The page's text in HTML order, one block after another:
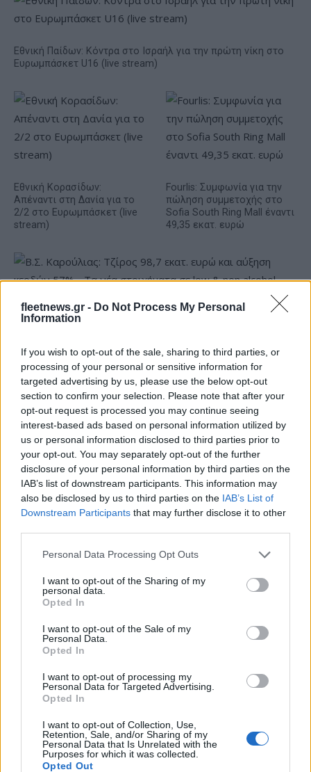
fleetnews.gr - Do Not Process My Personal
Information
If you wish to opt-out of the sale, sharing to third parties, or
processing of your personal or sensitive information for
targeted advertising by us, please use the below opt-out
section to confirm your selection. Please note that after your
opt-out request is processed you may continue seeing
interest-based ads based on personal information utilized by
us or personal information disclosed to third parties prior to
your opt-out. You may separately opt-out of the further
disclosure of your personal information by third parties on the
IAB’s list of downstream participants. This information may
also be disclosed by us to third parties on the IAB’s List of
Downstream Participants that may further disclose it to other
Please note that this website/app uses one or more Google
not limited to your visit or usage behaviour. You may click to
grant or deny consent to Google and its third-party tags to
use your data for below specified purposes in below Google
consent section.
Personal Data Processing Opt Outs
I want to opt-out of the Sharing of my
personal data.
Opted In
I want to opt-out of the Sale of my
Personal Data.
Opted In
I want to opt-out of processing my
Personal Data for Targeted Advertising.
Opted In
I want to opt-out of Collection, Use,
Retention, Sale, and/or Sharing of my
Personal Data that Is Unrelated with the
Purposes for which it was collected.
Opted Out
Εθνική Παίδων: Κόντρα στο Ισραήλ για την πρώτη νίκη στο
Ευρωμπάσκετ U16 (live stream)
Εθνική Κορασίδων:
Απέναντι στη Δανία για το
2/2 στο Ευρωμπάσκετ (live
stream)
Fourlis: Συμφωνία για την
πώληση συμμετοχής στο
Sofia South Ring Mall έναντι
49,35 εκατ. ευρώ
Β.Σ. Καρούλιας: Τζίρος 98,7 εκατ. ευρώ και αύξηση κερδών
57% - Τα νέα στοιχήματα σε low & non alcohol
Deloitte Ελλάδος:
Χρηματοοικονομικός
σύμβουλος της ΔΕΗ για την
είσοδο στην πολωνική
αγορά ενέργειας
Media: Με ενίσχυση 8 εκατ.
ευρώ σε 451 επιχειρήσεις
ξεκίνησε το πρόγραμμα
εισφορών ΕΔΟΕΑΠ
IAB Hellas: Νέα Διοικούσα Επιτροπή και νέο Διοικητικό
Συμβούλιο - Πρόεδρος ο Γαληνός Γιαγλής
Η Toyota φέρνει νέα γενιά
μπαταριών για τα υβριδικά
Σε κινεζική… πολιορκία η
ευρωπαϊκή